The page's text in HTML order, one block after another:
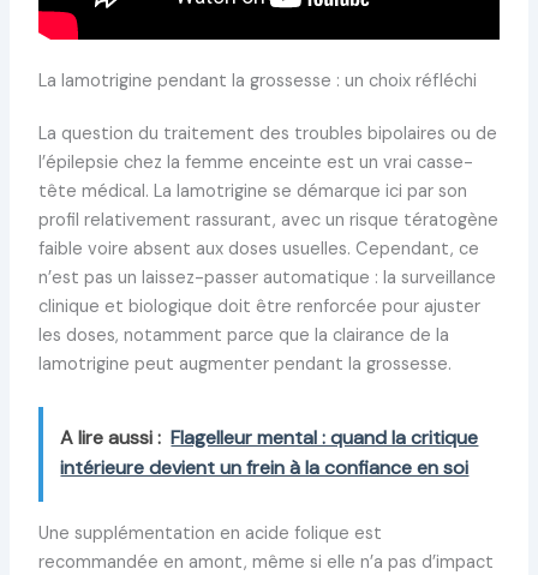
La lamotrigine pendant la grossesse : un choix réfléchi
La question du traitement des troubles bipolaires ou de
l’épilepsie chez la femme enceinte est un vrai casse-
tête médical. La lamotrigine se démarque ici par son
profil relativement rassurant, avec un risque tératogène
faible voire absent aux doses usuelles. Cependant, ce
n’est pas un laissez-passer automatique : la surveillance
clinique et biologique doit être renforcée pour ajuster
les doses, notamment parce que la clairance de la
lamotrigine peut augmenter pendant la grossesse.
A lire aussi : Flagelleur mental : quand la critique
intérieure devient un frein à la confiance en soi
Une supplémentation en acide folique est
recommandée en amont, même si elle n’a pas d’impact